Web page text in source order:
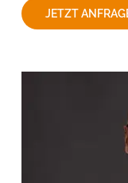
JETZT